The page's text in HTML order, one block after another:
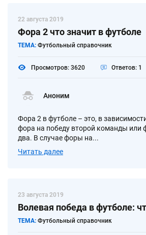
22 августа 2019
Фора 2 что значит в футболе
ТЕМА: Футбольный справочник
Просмотров: 3620 Ответов: 1
Аноним
Фора 2 в футболе – это, в
фора на победу второй команды или
два. В случае форы на...
Читать далее
23 августа 2019
Волевая победа в футболе:
ТЕМА: Футбольный справочник